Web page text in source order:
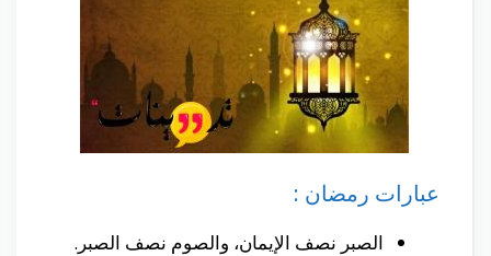
عبارات رمضان :
الصبر نصف الإيمان، والصوم نصف الصبر.